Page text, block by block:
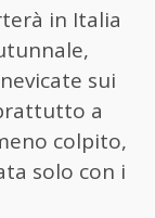
in Italia
sui
a
colpito,
solo con i